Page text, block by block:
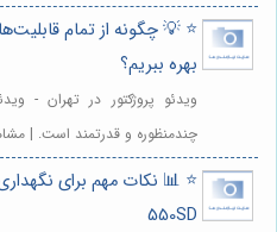
بهره ببریم؟
چندمنظوره و قدرتمند است. |
⭐️ 📊 نکات مهم برای نگهداری
550SD